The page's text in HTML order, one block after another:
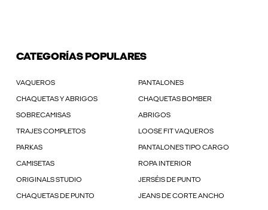
CATEGORÍAS POPULARES
VAQUEROS PANTALONES
CHAQUETAS Y ABRIGOS CHAQUETAS BOMBER
SOBRECAMISAS ABRIGOS
TRAJES COMPLETOS LOOSE FIT VAQUEROS
PARKAS PANTALONES TIPO CARGO
CAMISETAS ROPA INTERIOR
ORIGINALS STUDIO JERSÉIS DE PUNTO
CHAQUETAS DE PUNTO JEANS DE CORTE ANCHO